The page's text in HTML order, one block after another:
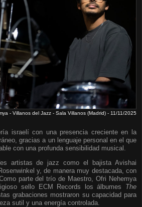
- Villanos del Jazz - Sala Villanos (Madrid) - 11/11/2025
israelí con una presencia creciente en la
gracias a un lenguaje personal en el que
con una profunda sensibilidad musical.
artistas de jazz como el bajista Avishai
y, de manera muy destacada, con
parte del trío de Maestro, Ofri Nehemya
sello ECM Records los álbumes The
grabaciones mostraron su capacidad para
sutil y una energía controlada.